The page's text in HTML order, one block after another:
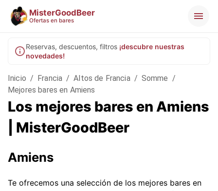
MisterGoodBeer
Ofertas en bares
Reservas, descuentos, filtros ¡descubre nuestras
novedades!
Inicio / Francia / Altos de Francia / Somme /
Mejores bares en Amiens
Los mejores bares en Amiens
| MisterGoodBeer
Amiens
Te ofrecemos una selección de los mejores bares en